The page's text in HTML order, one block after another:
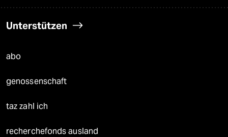
Unterstützen
abo
genossenschaft
taz zahl ich
recherchefonds ausland